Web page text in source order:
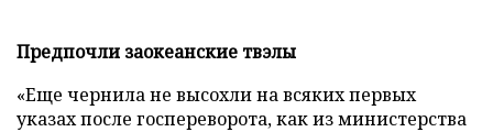
Предпочли заокеанские твэлы
«Еще чернила не высохли на всяких первых
указах после госпереворота, как из министерства